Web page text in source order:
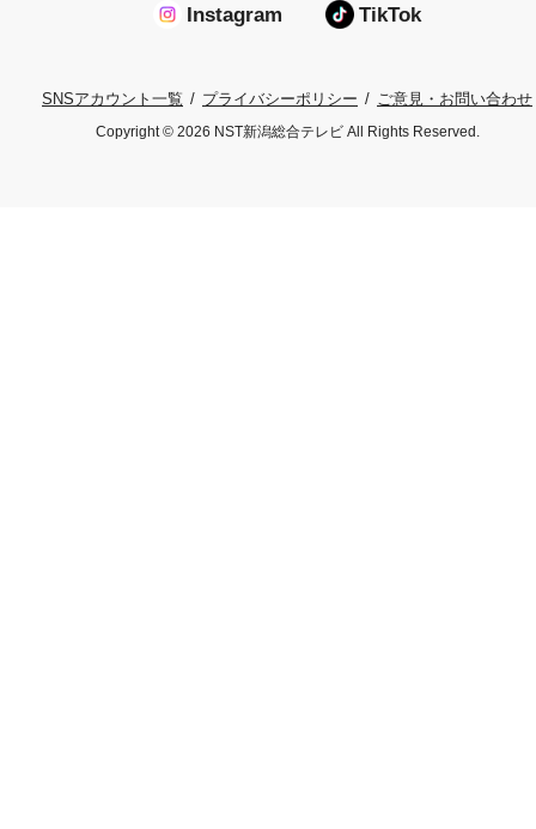
Instagram TikTok
SNSアカウント一覧 プライバシーポリシー ご意見・お問い合わせ
Copyright © 2026 NST新潟総合テレビ All Rights Reserved.